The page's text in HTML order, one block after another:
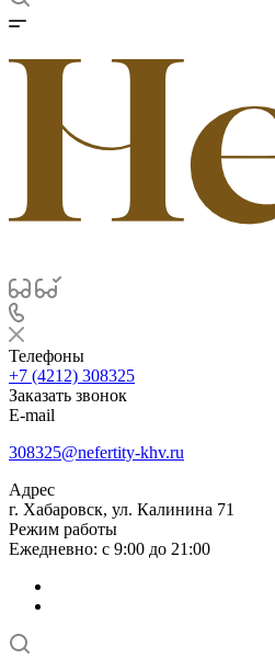
Телефоны
+7 (4212) 308325
Заказать звонок
E-mail
308325@nefertity-khv.ru
Адрес
г. Хабаровск, ул. Калинина 71
Режим работы
Ежедневно: с 9:00 до 21:00